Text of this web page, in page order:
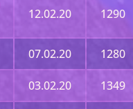
12.02.20 1290
07.02.20 1280
03.02.20 1349